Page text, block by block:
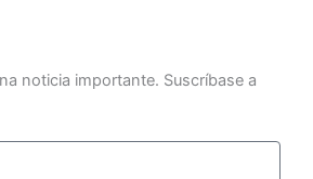
noticia importante. Suscríbase a